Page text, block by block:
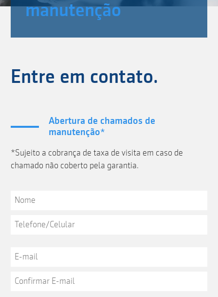
manutenção
Entre em contato.
Abertura de chamados de
manutenção*
*Sujeito a cobrança de taxa de visita em caso de
chamado não coberto pela garantia.